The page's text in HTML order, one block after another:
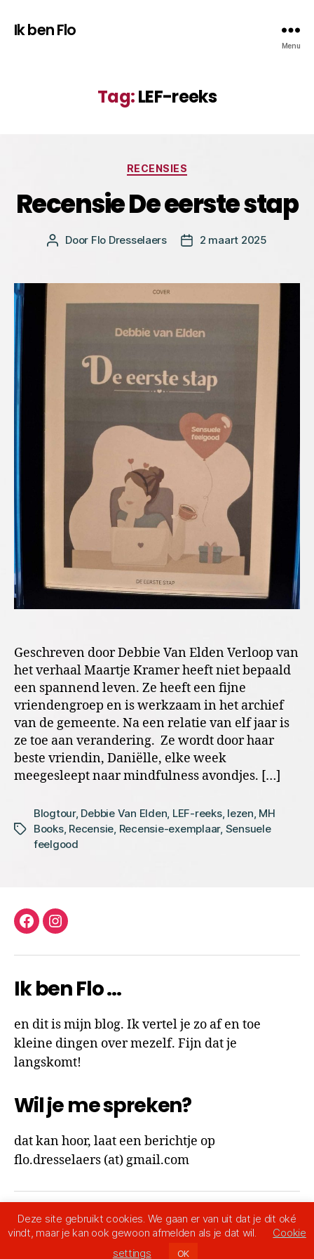
Ik ben Flo
Menu
Tag:LEF-reeks
Categorieën
RECENSIES
Recensie De eerste stap
Bericht
Door Flo Dresselaers Berichtdatum
2 maart 2025
Geschreven door Debbie Van Elden Verloop van
het verhaal Maartje Kramer heeft niet bepaald
een spannend leven. Ze heeft een fijne
vriendengroep en is werkzaam in het archief
van de gemeente. Na een relatie van elf jaar is
ze toe aan verandering. Ze wordt door haar
beste vriendin, Daniëlle, elke week
meegesleept naar mindfulness avondjes. […]
Tags
Blogtour, Debbie Van Elden LEF-reeks, lezen MH
Books, Recensie Recensie-exemplaar, Sensuele
feelgood
facebookinstagram
Ik ben Flo …
en dit is mijn blog. Ik vertel je zo af en toe
kleine dingen over mezelf. Fijn dat je
langskomt!
Wil je me spreken?
dat kan hoor, laat een berichtje op
flo.dresselaers (at) gmail.com
© 2026Ik ben Flo
Omhoog↑
Deze site gebruikt cookies. We gaan er van uit dat je dit oké
vindt, maar je kan ook gewoon afmelden als je dat wil.
Cookie
settings
OK